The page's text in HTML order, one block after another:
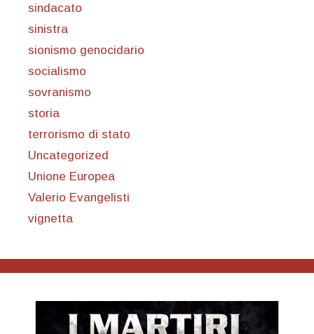
sindacato
sinistra
sionismo genocidario
socialismo
sovranismo
storia
terrorismo di stato
Uncategorized
Unione Europea
Valerio Evangelisti
vignetta